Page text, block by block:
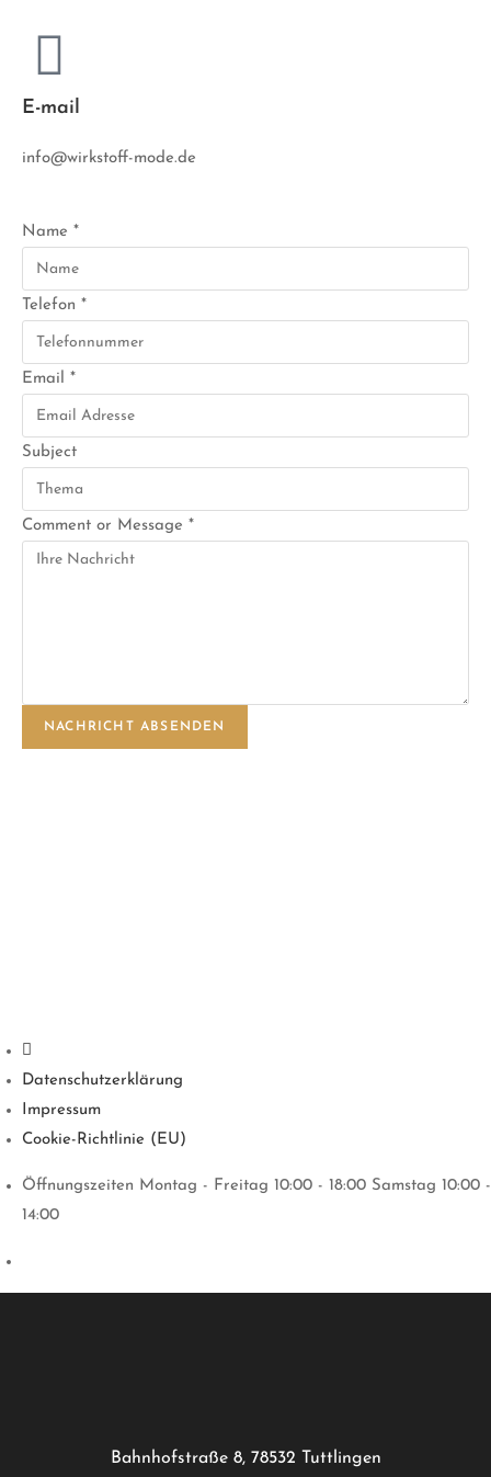
E-mail
info@wirkstoff-mode.de
Name *
Telefon *
Email *
Subject
Comment or Message *
NACHRICHT ABSENDEN
Datenschutzerklärung
Impressum
Cookie-Richtlinie (EU)
Öffnungszeiten Montag - Freitag 10:00 - 18:00 Samstag 10:00 -
14:00
Bahnhofstraße 8, 78532 Tuttlingen